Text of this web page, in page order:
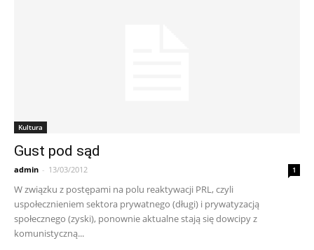
Kultura
Gust pod sąd
admin - 13/03/2012 1
W związku z postępami na polu reaktywacji PRL, czyli
uspołecznieniem sektora prywatnego (długi) i prywatyzacją
społecznego (zyski), ponownie aktualne stają się dowcipy z
komunistyczną...